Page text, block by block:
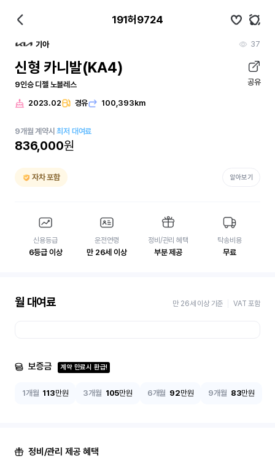
191허9724
기아 37
신형 카니발(KA4)
9인승 디젤 노블레스 공유
2023.02 경유 100,393km
9개월 계약시최저 대여료
836,000원
자차 포함 알아보기
신용등급
6등급 이상
운전연령
만 26세 이상
정비/관리 혜택
부분 제공
탁송비용
무료
월 대여료 만 26세 이상 기준 VAT 포함
보증금 계약 만료시 환급!
1개월 113만원 3개월 105만원 6개월 92만원 9개월 83만원
정비/관리 제공 혜택